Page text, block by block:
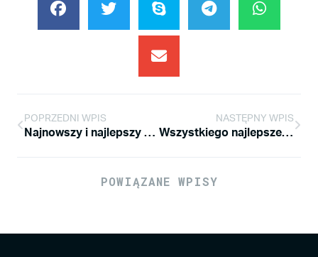
POPRZEDNI WPIS
Najnowszy i najlepszy filmik rolkowy
NASTĘPNY WPIS
Wszystkiego najlepszego w Nowym Roku 2012
POWIĄZANE WPISY